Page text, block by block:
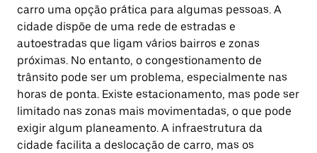
carro uma opção prática para algumas pessoas. A
cidade dispõe de uma rede de estradas e
autoestradas que ligam vários bairros e zonas
próximas. No entanto, o congestionamento de
trânsito pode ser um problema, especialmente nas
horas de ponta. Existe estacionamento, mas pode ser
limitado nas zonas mais movimentadas, o que pode
exigir algum planeamento. A infraestrutura da
cidade facilita a deslocação de carro, mas os